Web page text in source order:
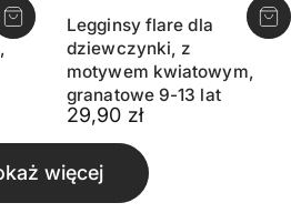
Legginsy flare dla
dziewczynki, z
motywem kwiatowym,
granatowe 9-13 lat
29,90 zł
więcej